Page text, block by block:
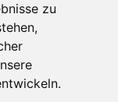
zu
Telefon 0 22 27 /
E-Mail: